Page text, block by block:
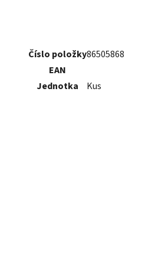
Číslo položky86505868
EAN
Jednotka
Kus